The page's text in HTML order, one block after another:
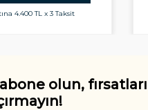
4.400 TL x 3 Taksit
olun, fırsatları